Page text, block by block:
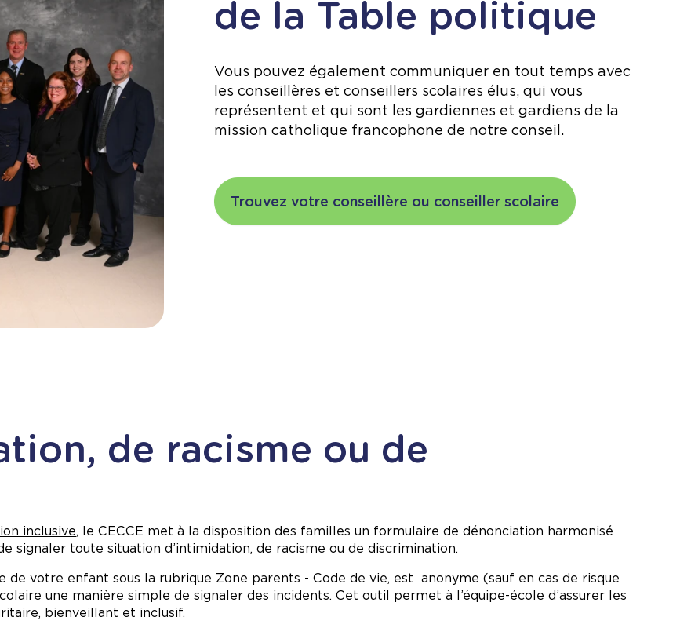
de la Table politique
Vous pouvez également communiquer en tout temps avec
les conseillères et conseillers scolaires élus, qui vous
représentent et qui sont les gardiennes et gardiens de la
mission catholique francophone de notre conseil.
Trouvez votre conseillère ou conseiller scolaire
de racisme ou de
inclusive, le CECCE met à la disposition des familles un formulaire de dénonciation harmonisé
signaler toute situation d’intimidation, de racisme ou de discrimination.
de votre enfant sous la rubrique Zone parents - Code de vie, est anonyme (sauf en cas de risque
une manière simple de signaler des incidents. Cet outil permet à l’équipe-école d’assurer les
bienveillant et inclusif.